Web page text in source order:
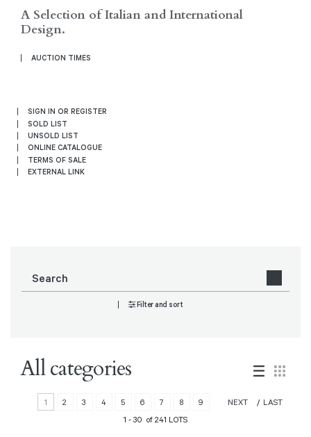
A Selection of Italian and International
Design.
AUCTION TIMES
SIGN IN OR REGISTER
SOLD LIST
UNSOLD LIST
ONLINE CATALOGUE
TERMS OF SALE
EXTERNAL LINK
Filter and sort
All categories
1 - 30 of 241 LOTS
1 2 3 4 5 6 7 8 9 NEXT LAST